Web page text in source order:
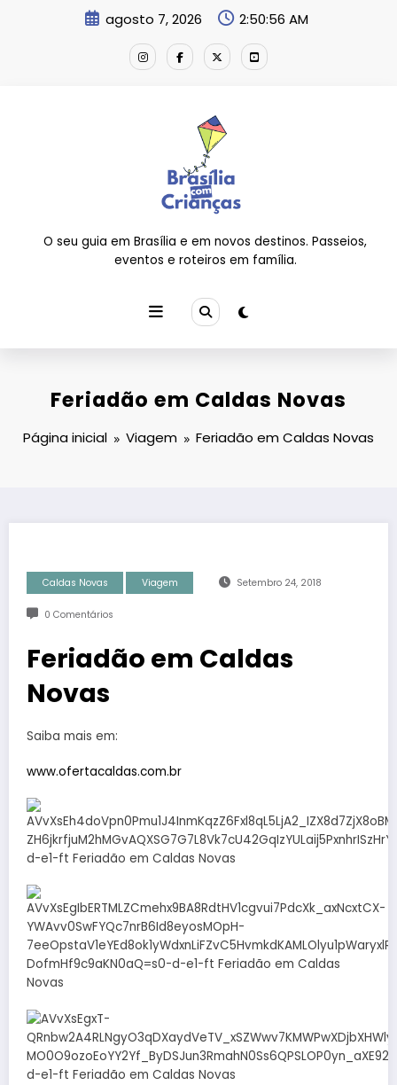
agosto 7, 2026 2:50:56 AM
O seu guia em Brasília e em novos destinos. Passeios,
eventos e roteiros em família.
Feriadão em Caldas Novas
Página inicial Viagem Feriadão em Caldas Novas
Caldas Novas Viagem Setembro 24, 2018
0 Comentários
Feriadão em Caldas
Novas
Saiba mais em:
www.ofertacaldas.com.br